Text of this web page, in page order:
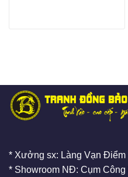
* Xưởng sx: Làng Vạn Điểm
* Showroom NĐ: Cụm Công